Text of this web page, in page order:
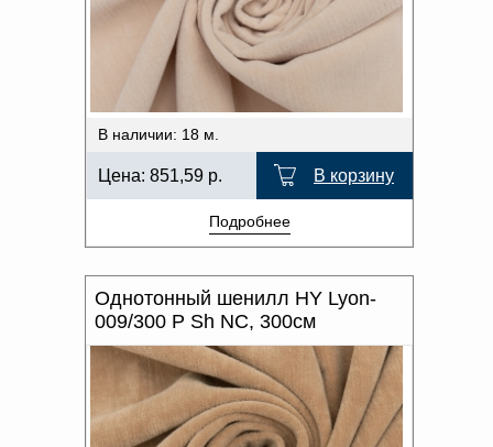
В наличии: 18 м.
Цена: 851,59 р. В корзину
Подробнее
Однотонный шенилл HY Lyon-
009/300 P Sh NC, 300см